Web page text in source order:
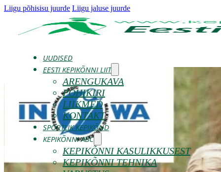
Liigu põhisisu juurde Liigu jaluse juurde
UUDISED
EESTI KEPIKÕNNI LIIT
ARENGUKAVA
PÕHIKIRI
LIIKMED
KONTAKT
SPORTLIK KEPIKÕND
KEPIKÕNNI ABC
KEPIKÕNNI KASULIKKUSEST
KEPIKÕNNI TEHNIKA